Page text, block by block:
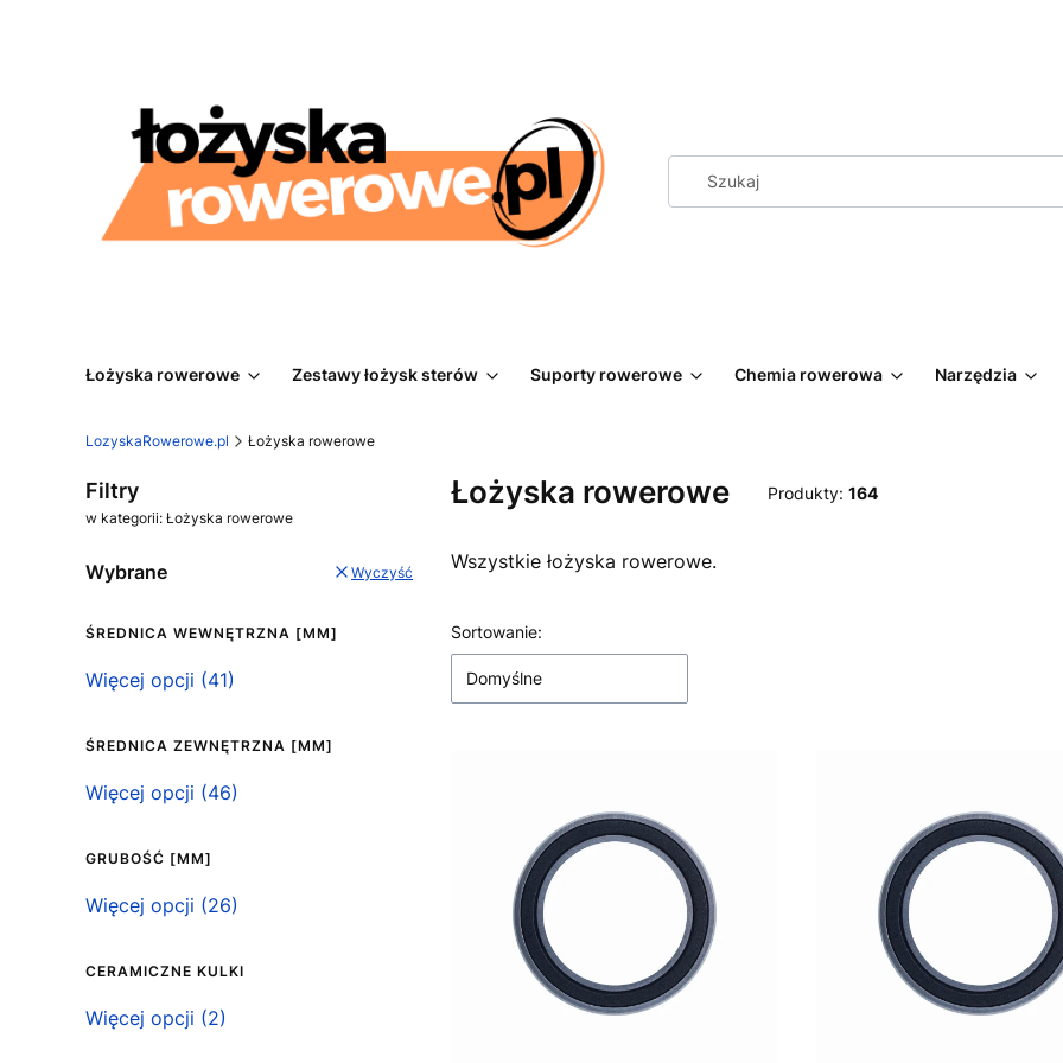
Łożyska rowerowe Zestawy łożysk sterów Suporty rowerowe Chemia rowerowa Narzędzia
LozyskaRowerowe.pl Łożyska rowerowe
Filtry
w kategorii: Łożyska rowerowe
Wybrane Wyczyść
ŚREDNICA WEWNĘTRZNA [MM]
Średnica wewnętrzna [mm]
Więcej opcji (41)
ŚREDNICA ZEWNĘTRZNA [MM]
Średnica zewnętrzna [mm]
Więcej opcji (46)
GRUBOŚĆ [MM]
Grubość [mm]
Więcej opcji (26)
CERAMICZNE KULKI
Ceramiczne kulki
Więcej opcji (2)
Łożyska rowerowe Produkty: 164
Wszystkie łożyska rowerowe.
Lista produktów
Sortowanie:
Domyślne